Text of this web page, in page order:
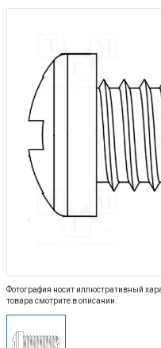
Фотография носит иллюстративный
товара смотрите в описании.